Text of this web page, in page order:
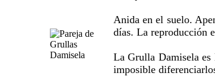
Anida en el suelo.
días. La reproducción
La Grulla Damisela es
imposible